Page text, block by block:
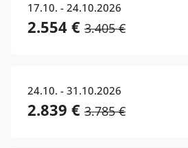
17.10. - 24.10.2026
2.554 € 3.405 €
24.10. - 31.10.2026
2.839 € 3.785 €